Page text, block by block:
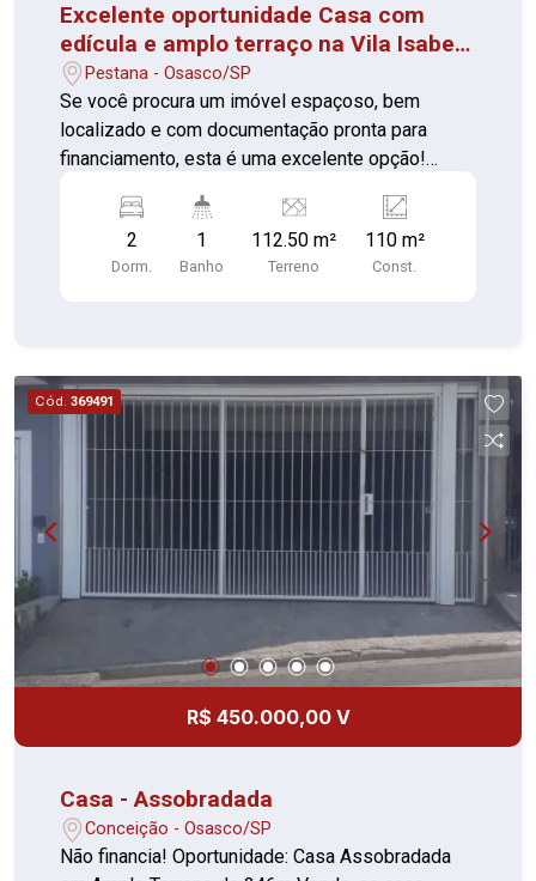
Excelente oportunidade Casa com
edícula e amplo terraço na Vila Isabel
? Osasco
Pestana - Osasco/SP
Se você procura um imóvel espaçoso, bem
localizado e com documentação pronta para
financiamento, esta é uma excelente opção!
piso em cerâmica; Sala ampla com piso em
cerâmica; Cozinha com piso em cerâmica;
Banheiro com box de vidro; Área de serviço;
nos fundos Aproximadamente 23,61 m²; 02
cômodos; Banheiro; Área de serviço coberta;
Piso em cerâmica. Garagem 02 vagas cobertas;
Portão automático. Localização Localizada no
bairro Vila Isabel, em Osasco, a casa oferece
transporte público, supermercados, escolas,
farmácias, comércios e serviços, proporcionando
Documentação em ordem, pronta para
financiamento bancário. Não perca esta
oportunidade! Agende uma visita e venha
conhecer seu novo imóvel.
2
Dorm.
1
Banho
112.50 m²
Terreno
110 m²
Const.
Cód. 369491
R$ 450.000,00 V
Casa - Assobradada
Conceição - Osasco/SP
Não financia! Oportunidade: Casa Assobradada